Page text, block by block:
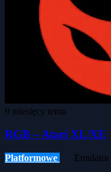
9 miesięcy temu
RGB – Atari XL/XE
Platformowe Emulator